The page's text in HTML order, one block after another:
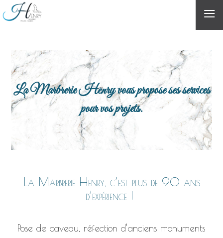
≡
La Marbrerie Henry vous propose ses services
pour vos projets.
La Marbrerie Henry, c’est plus de 90 ans
d’expérience !
Pose de caveau, réfection d’anciens monuments